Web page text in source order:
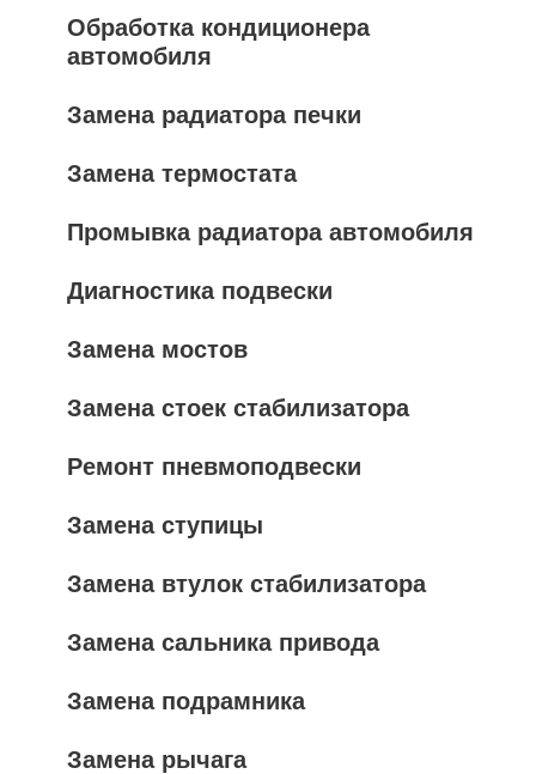
Обработка кондиционера
автомобиля
Замена радиатора печки
Замена термостата
Промывка радиатора автомобиля
Диагностика подвески
Замена мостов
Замена стоек стабилизатора
Ремонт пневмоподвески
Замена ступицы
Замена втулок стабилизатора
Замена сальника привода
Замена подрамника
Замена рычага